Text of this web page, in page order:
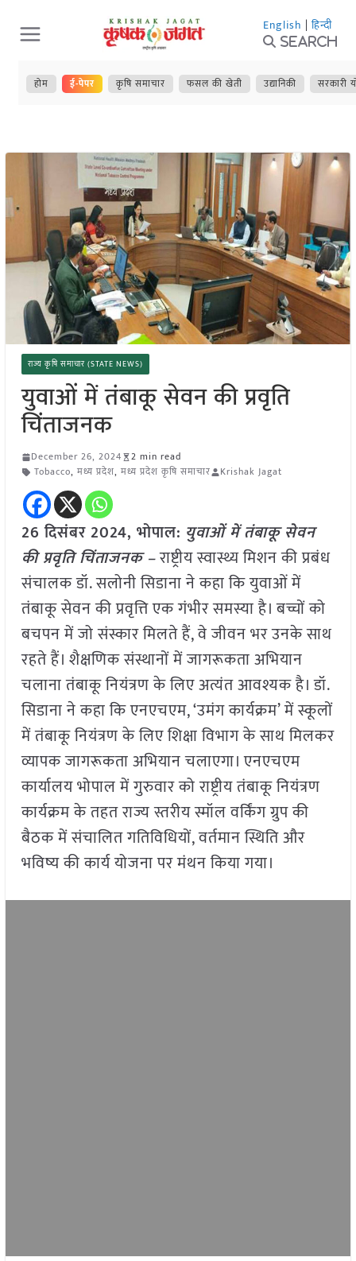
Skip
to
content
English | हिन्दी
Search
होम ई-पेपर कृषि समाचार फसल की खेती उद्यानिकी सरकारी
राज्य कृषि समाचार (STATE NEWS)
युवाओं में तंबाकू सेवन की प्रवृति
चिंताजनक
December 26, 2024
2 min read
Tobacco, मध्य प्रदेश, मध्य प्रदेश कृषि समाचार Krishak Jagat
26 दिसंबर 2024, भोपाल: युवाओं में तंबाकू सेवन
की प्रवृति चिंताजनक –राष्ट्रीय स्वास्थ्य मिशन की प्रबंध
संचालक डॉ. सलोनी सिडाना ने कहा कि युवाओं में
तंबाकू सेवन की प्रवृत्ति एक गंभीर समस्या है। बच्चों को
बचपन में जो संस्कार मिलते हैं, वे जीवन भर उनके साथ
रहते हैं। शैक्षणिक संस्थानों में जागरूकता अभियान
चलाना तंबाकू नियंत्रण के लिए अत्यंत आवश्यक है। डॉ.
सिडाना ने कहा कि एनएचएम, ‘उमंग कार्यक्रम’ में स्कूलों
में तंबाकू नियंत्रण के लिए शिक्षा विभाग के साथ मिलकर
व्यापक जागरूकता अभियान चलाएगा। एनएचएम
कार्यालय भोपाल में गुरुवार को राष्ट्रीय तंबाकू नियंत्रण
कार्यक्रम के तहत राज्य स्तरीय स्मॉल वर्किंग ग्रुप की
बैठक में संचालित गतिविधियों, वर्तमान स्थिति और
भविष्य की कार्य योजना पर मंथन किया गया।